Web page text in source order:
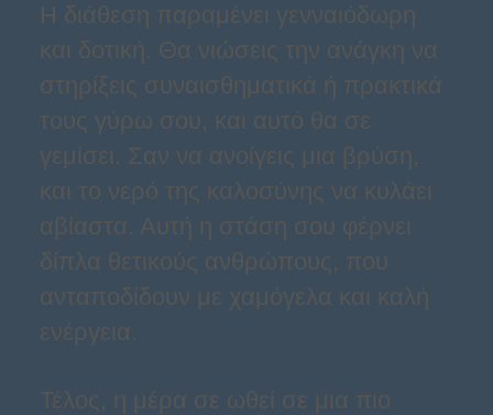
Η διάθεση παραμένει γενναιόδωρη
και δοτική. Θα νιώσεις την ανάγκη να
στηρίξεις συναισθηματικά ή πρακτικά
τους γύρω σου, και αυτό θα σε
γεμίσει. Σαν να ανοίγεις μια βρύση,
και το νερό της καλοσύνης να κυλάει
αβίαστα. Αυτή η στάση σου φέρνει
δίπλα θετικούς ανθρώπους, που
ανταποδίδουν με χαμόγελα και καλή
ενέργεια.
Τέλος, η μέρα σε ωθεί σε μια πιο